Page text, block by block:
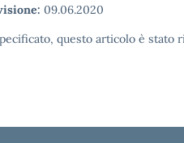
09.06.2020
questo articolo è